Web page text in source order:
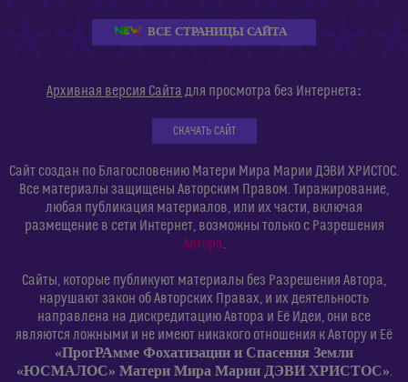
ВСЕ СТРАНИЦЫ САЙТА
Архивная версия Сайта для просмотра без Интернета:
СКАЧАТЬ САЙТ
Сайт создан по Благословению Матери Мира Марии ДЭВИ ХРИСТОС.
Все материалы защищены Авторским Правом. Тиражирование,
любая публикация материалов, или их части, включая
размещение в сети Интернет, возможны только с Разрешения
Автора.
Сайты, которые публикуют материалы без Разрешения Автора,
нарушают закон об Авторских Правах, и их деятельность
направлена на дискредитацию Автора и Её Идеи, они все
являются ложными и не имеют никакого отношения к Автору и Её
«ПрогРАмме Фохатизации и Спасения Земли
«ЮСМАЛОС» Матери Мира Марии ДЭВИ ХРИСТОС».